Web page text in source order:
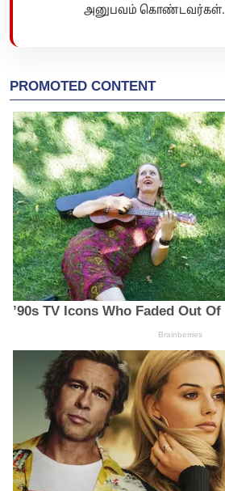
அனுபவம் கொண்டவர்கள்.